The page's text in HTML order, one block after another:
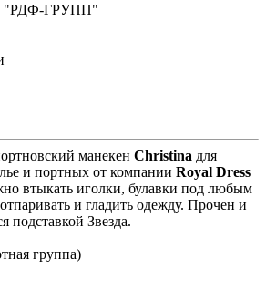
ГРУПП"
манекен Christina для
и портных от компании Royal Dress
втыкать иголки, булавки под любым
и гладить одежду. Прочен и
подставкой Звезда.
группа)